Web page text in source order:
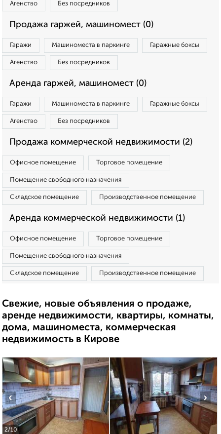
Агенство Без посредников
Продажа гаржей, машиномест (0)
Гаражи Машиноместа в паркинге Гаражные боксы
Агенство Без посредников
Аренда гаржей, машиномест (0)
Гаражи Машиноместа в паркинге Гаражные боксы
Агенство Без посредников
Продажа коммерческой недвижимости (2)
Офисное помещение Торговое помещение
Помещение свободного назначения
Складское помещение Производственное помещение
Аренда коммерческой недвижимости (1)
Офисное помещение Торговое помещение
Помещение свободного назначения
Складское помещение Производственное помещение
Свежие, новые объявления о продаже,
аренде недвижимости, квартиры, комнаты,
дома, машиноместа, коммерческая
недвижимость в Кирове
2/10
‹ ›